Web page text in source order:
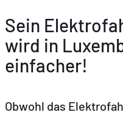
Sein
wird in
einfacher!
Obwohl das